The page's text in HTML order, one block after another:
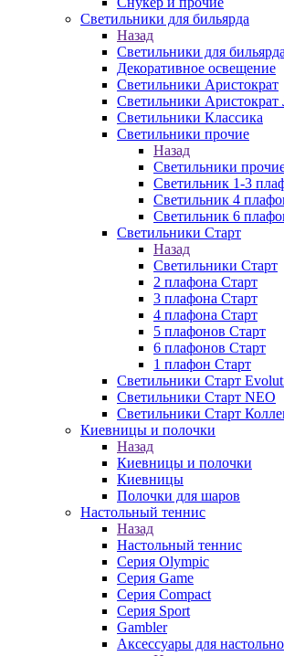
Светильники для бильярда
Назад
Светильники для бильярда
Декоративное освещение
Светильники Аристократ
Светильники
Светильники Классика
Светильники прочие
Назад
Светильники
Светильник 1-3
Светильник 4
Светильник 6
Светильники Старт
Назад
Светильники Старт
2 плафона Старт
3 плафона Старт
4 плафона Старт
5 плафонов Старт
6 плафонов Старт
1 плафон Старт
Светильники Старт
Светильники Старт NEO
Светильники Старт
Киевницы и полочки
Назад
Киевницы и полочки
Киевницы
Полочки для шаров
Настольный теннис
Назад
Настольный теннис
Серия Olympic
Серия Game
Серия Compact
Серия Sport
Gambler
Аксессуары для